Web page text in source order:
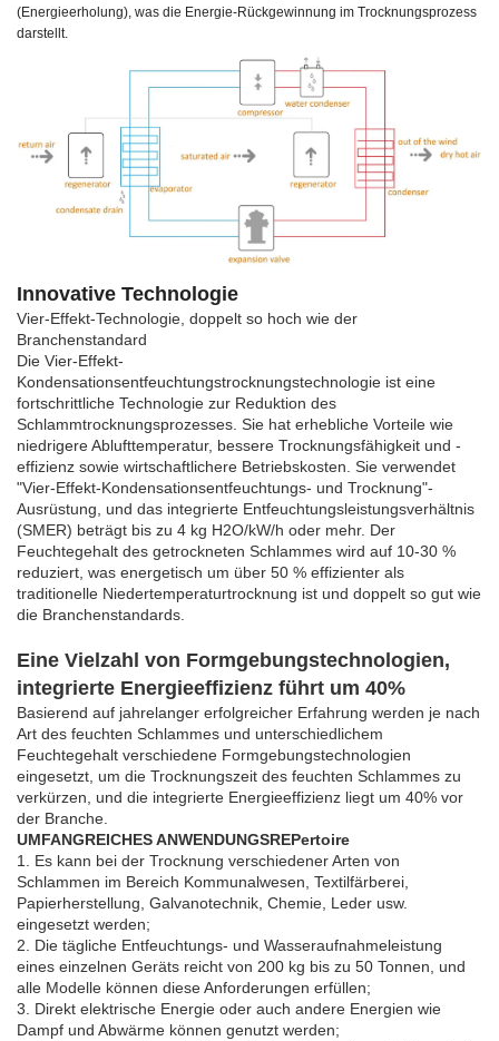
(Energieerholung), was die Energie-Rückgewinnung im Trocknungsprozess
darstellt.
Innovative Technologie
Vier-Effekt-Technologie, doppelt so hoch wie der
Branchenstandard
Die Vier-Effekt-
Kondensationsentfeuchtungstrocknungstechnologie ist eine
fortschrittliche Technologie zur Reduktion des
Schlammtrocknungsprozesses. Sie hat erhebliche Vorteile wie
niedrigere Ablufttemperatur, bessere Trocknungsfähigkeit und -
effizienz sowie wirtschaftlichere Betriebskosten. Sie verwendet
"Vier-Effekt-Kondensationsentfeuchtungs- und Trocknung"-
Ausrüstung, und das integrierte Entfeuchtungsleistungsverhältnis
(SMER) beträgt bis zu 4 kg H2O/kW/h oder mehr. Der
Feuchtegehalt des getrockneten Schlammes wird auf 10-30 %
reduziert, was energetisch um über 50 % effizienter als
traditionelle Niedertemperaturtrocknung ist und doppelt so gut wie
die Branchenstandards.
Eine Vielzahl von Formgebungstechnologien,
integrierte Energieeffizienz führt um 40%
Basierend auf jahrelanger erfolgreicher Erfahrung werden je nach
Art des feuchten Schlammes und unterschiedlichem
Feuchtegehalt verschiedene Formgebungstechnologien
eingesetzt, um die Trocknungszeit des feuchten Schlammes zu
verkürzen, und die integrierte Energieeffizienz liegt um 40% vor
der Branche.
UMFANGREICHES ANWENDUNGSREPertoire
1. Es kann bei der Trocknung verschiedener Arten von
Schlammen im Bereich Kommunalwesen, Textilfärberei,
Papierherstellung, Galvanotechnik, Chemie, Leder usw.
eingesetzt werden;
2. Die tägliche Entfeuchtungs- und Wasseraufnahmeleistung
eines einzelnen Geräts reicht von 200 kg bis zu 50 Tonnen, und
alle Modelle können diese Anforderungen erfüllen;
3. Direkt elektrische Energie oder auch andere Energien wie
Dampf und Abwärme können genutzt werden;